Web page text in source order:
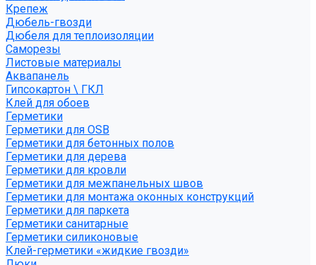
Крепеж
Дюбель-гвозди
Дюбеля для теплоизоляции
Саморезы
Листовые материалы
Аквапанель
Гипсокартон \ ГКЛ
Клей для обоев
Герметики
Герметики для OSB
Герметики для бетонных полов
Герметики для дерева
Герметики для кровли
Герметики для межпанельных швов
Герметики для монтажа оконных конструкций
Герметики для паркета
Герметики санитарные
Герметики силиконовые
Клей-герметики «жидкие гвозди»